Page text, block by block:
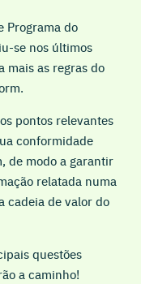
Programa do
se nos últimos
mais as regras do
pontos relevantes
conformidade
de modo a garantir
relatada numa
cadeia de valor do
questões
a caminho!